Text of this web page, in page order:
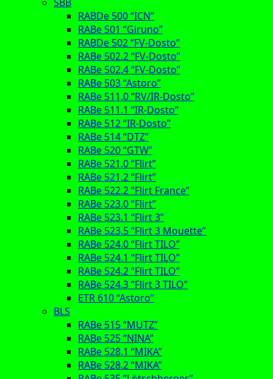
RABDe 500 “ICN”
RABe 501 “Giruno”
RABDe 502 “FV-Dosto”
RABe 502.2 “FV-Dosto”
RABe 502.4 “FV-Dosto”
RABe 503 “Astoro”
RABe 511.0 “RV/IR-Dosto”
RABe 511.1 “IR-Dosto”
RABe 512 “IR-Dosto”
RABe 514 “DTZ”
RABe 520 “GTW”
RABe 521.0 “Flirt”
RABe 521.2 “Flirt”
RABe 522.2 “Flirt France”
RABe 523.0 “Flirt”
RABe 523.1 “Flirt 3”
RABe 523.5 “Flirt 3 Mouette”
RABe 524.0 “Flirt TILO”
RABe 524.1 “Flirt TILO”
RABe 524.2 “Flirt TILO”
RABe 524.3 “Flirt 3 TILO”
ETR 610 “Astoro”
BLS
RABe 515 “MUTZ”
RABe 525 “NINA”
RABe 528.1 “MIKA”
RABe 528.2 “MIKA”